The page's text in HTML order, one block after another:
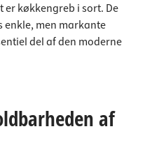
køkkengreb i sort. De
enkle, men markante
del af den moderne
af